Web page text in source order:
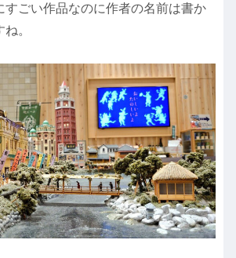
ごい作品なのに作者の名前は書か
。